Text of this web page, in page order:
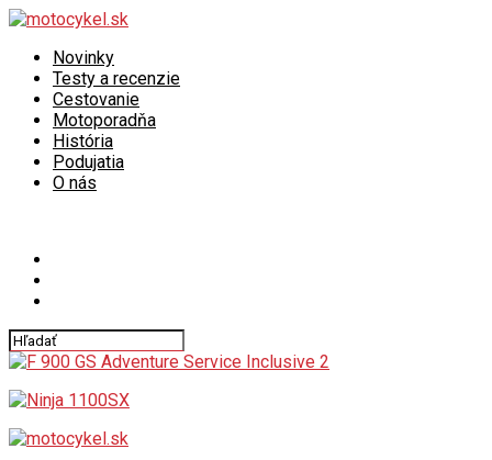
Novinky
Testy a recenzie
Cestovanie
Motoporadňa
História
Podujatia
O nás